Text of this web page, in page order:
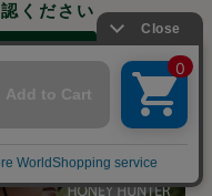
ください
法に関する表示 |個人情報